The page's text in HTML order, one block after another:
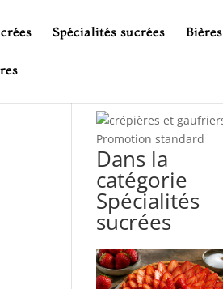
Spécialités sucrées Bières
Dans la
catégorie
Spécialités
sucrées